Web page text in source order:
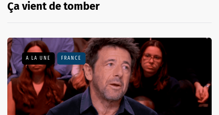
Ça vient de tomber
A LA UNE FRANCE